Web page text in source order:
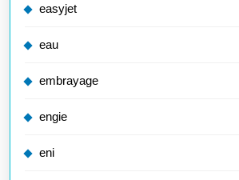
easyjet
eau
embrayage
engie
eni